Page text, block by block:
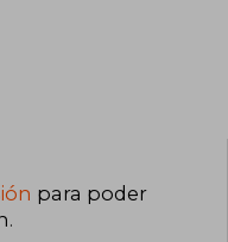
para poder
.